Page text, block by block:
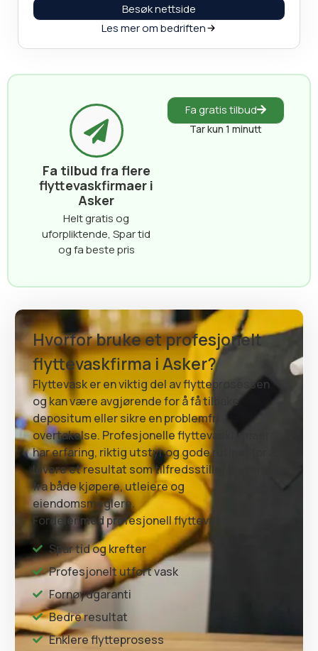
Besøk nettside
Les mer om bedriften
Fa tilbud fra flere
flyttevaskfirmaer i
Asker
Helt gratis og
uforpliktende, Spar tid
og fa beste pris
Fa gratis tilbud
Tar kun 1 minutt
Hvorfor bruke et profesjonelt
flyttevaskfirma i Asker?
Flyttevask er en viktig del av flytteprosessen
og kan være avgjørende for å få tilbake
depositum eller sikre en problemfri
overtakelse. Profesjonelle flyttevaskfirmaer
har erfaring, riktig utstyr og gode rutiner for å
levere et resultat som tilfredsstiller kravene
fra både kjøpere, utleiere og
eiendomsmeglere.
Fordeler med profesjonell flyttevask:
Spar tid og krefter
Profesjonelt utført vask
Fornøydgaranti
Bedre resultat
Enklere flytteprosess